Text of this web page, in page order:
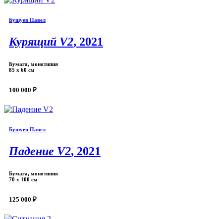
Бушуев Павел
Курящий V2, 2021
Бумага, монотипия
85 х 60 см
100 000 ₽
Бушуев Павел
Падение V2, 2021
Бумага, монотипия
70 х 100 см
125 000 ₽